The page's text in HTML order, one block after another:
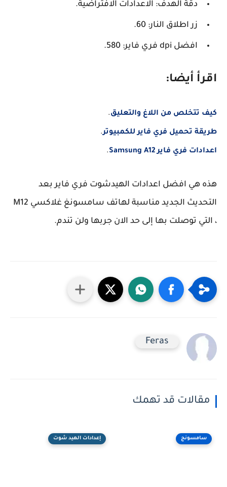
دقة الهدف: الاعدادات الافتراضية.
زر اطلاق النار: 60.
افضل dpi فري فاير: 580.
اقرأ أيضا:
كيف تتخلص من اللاغ والتعليق.
طريقة تحميل فري فاير للكمبيوتر.
اعدادات فري فاير Samsung A12 .
هذه هي افضل اعدادات الهيدشوت فري فاير بعد
التحديث الجديد مناسبة لهاتف سامسونغ غلاكسي M12
، التي توصلت بها إلى حد الان جربها ولن تندم.
Feras
مقالات قد تهمك
سامسونج إعدادات الهيد شوت